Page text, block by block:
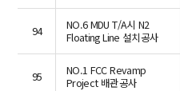
94
NO.6 MDU T/A시 N2
Floating Line 설치공사
95
NO.1 FCC Revamp
Project 배관공사